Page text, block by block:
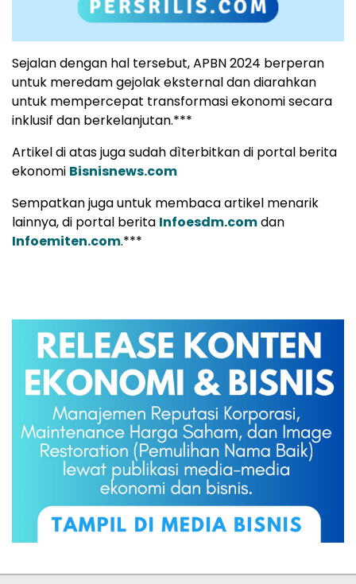
Sejalan dengan hal tersebut, APBN 2024 berperan
untuk meredam gejolak eksternal dan diarahkan
untuk mempercepat transformasi ekonomi secara
inklusif dan berkelanjutan.***
Artikel di atas juga sudah dìterbitkan di portal berita
ekonomi Bisnisnews.com
Sempatkan juga untuk membaca artikel menarik
lainnya, di portal berita Infoesdm.comdan
Infoemiten.com.***